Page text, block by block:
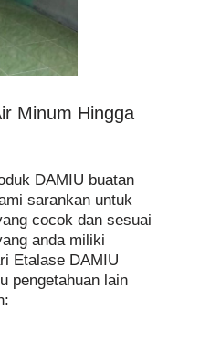
Minum Hingga
DAMIU buatan
sarankan untuk
cocok dan sesuai
anda miliki
Etalase DAMIU
pengetahuan lain